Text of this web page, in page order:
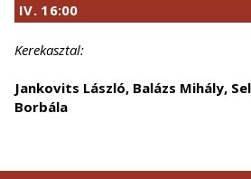
IV. 16:00
Kerekasztal:
Jankovits László, Balázs Mihály,
Borbála